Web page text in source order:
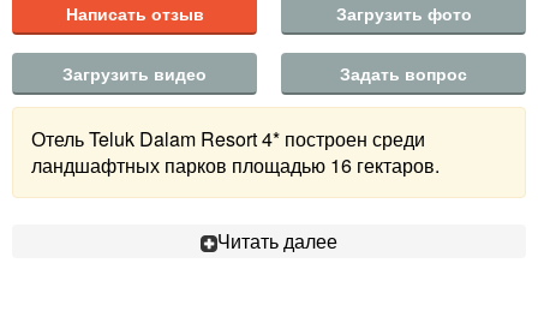
Написать отзыв Загрузить фото
Загрузить видео Задать вопрос
Отель Teluk Dalam Resort 4* построен среди
ландшафтных парков площадью 16 гектаров.
Читать далее